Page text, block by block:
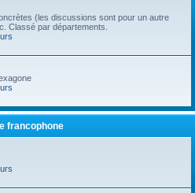
(les discussions sont pour un autre
Classé par départements.
francophone